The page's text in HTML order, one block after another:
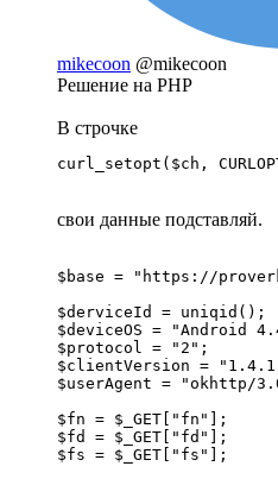
mikecoon @mikecoon
Решение на PHP
В строчке
curl_setopt($ch,
свои данные подставляй.
$base = "https://
$derviceId = uniqid();
$deviceOS = "Android
$protocol = "2";
$clientVersion =
$userAgent = "okhttp/
$fn = $_GET["fn"];
$fd = $_GET["fd"];
$fs = $_GET["fs"];